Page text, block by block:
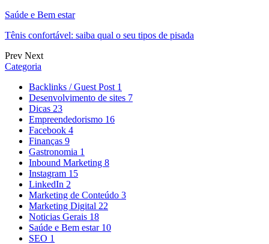
Saúde e Bem estar
Tênis confortável: saiba qual o seu tipos de pisada
Prev Next
Categoria
Backlinks / Guest Post 1
Desenvolvimento de sites 7
Dicas 23
Empreendedorismo 16
Facebook 4
Finanças 9
Gastronomia 1
Inbound Marketing 8
Instagram 15
LinkedIn 2
Marketing de Conteúdo 3
Marketing Digital 22
Noticias Gerais 18
Saúde e Bem estar 10
SEO 1